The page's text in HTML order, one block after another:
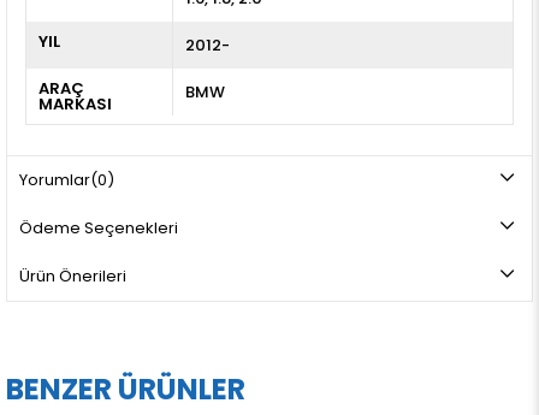
YIL
2012-
ARAÇ
MARKASI
BMW
Yorumlar(0)
Ödeme Seçenekleri
Ürün Önerileri
BENZER ÜRÜNLER